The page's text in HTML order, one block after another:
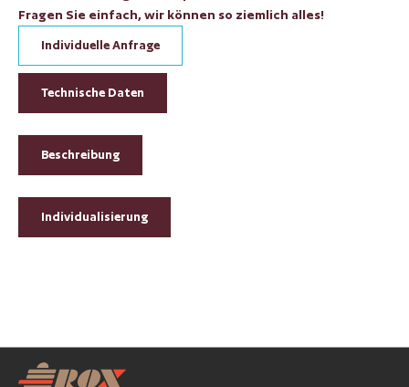
Fragen Sie einfach, wir können so ziemlich alles!
Individuelle Anfrage
Technische Daten
Beschreibung
Individualisierung